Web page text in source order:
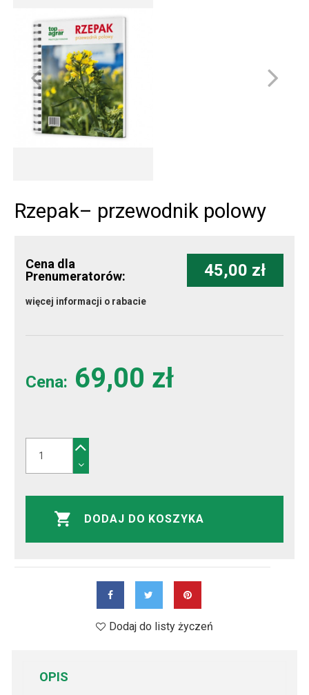
Rzepak– przewodnik polowy
Cena dla
Prenumeratorów:
45,00 zł
więcej informacji o rabacie
Cena: 69,00 zł
DODAJ DO KOSZYKA
Dodaj do listy życzeń
OPIS